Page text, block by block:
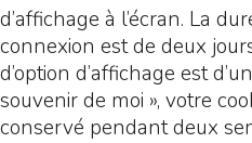
d’affichage à l’écran. La
connexion est de deux
d’option d’affichage est
souvenir de moi », votre
conservé pendant deux